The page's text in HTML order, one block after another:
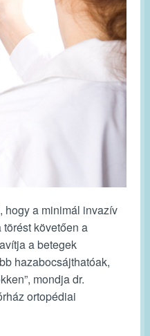
hogy a minimál invazív
követően a
a betegek
hazabocsájthatóak,
mondja dr.
ortopédiai